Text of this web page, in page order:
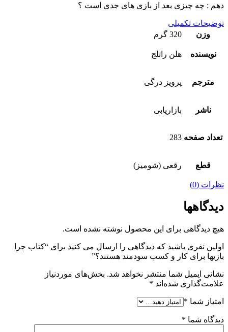
دهم : چه چیزی بعد از بازی های جدی است ؟
توضیحات تکمیلی
وزن
320 گرم
نویسنده هلن راتلج
مترجم پرویز درگی
ناشر بازاریابی
تعداد صفحه 283
قطع رقعی (شومیز)
نظرات (0)
دیدگاهها
هیچ دیدگاهی برای این محصول نوشته نشده است.
اولین نفری باشید که دیدگاهی را ارسال می کنید برای “کتاب چرا
بازیها برای کار و کسب سودمند هستند؟”
نشانی ایمیل شما منتشر نخواهد شد. بخش‌های موردنیاز
علامت‌گذاری شده‌اند *
امتیاز شما *
دیدگاه شما *